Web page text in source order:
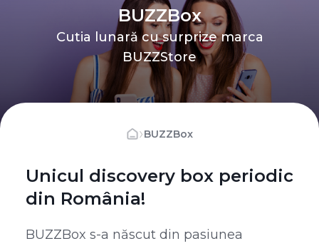
BUZZBox
Cutia lunară cu surprize marca
BUZZStore
›BUZZBox
Unicul discovery box periodic
din România!
BUZZBox s-a născut din pasiunea